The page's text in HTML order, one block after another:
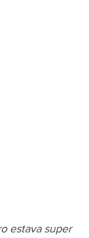
estava super